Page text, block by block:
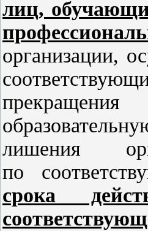
лиц,
организации,
прекращения
лишения
по
срока